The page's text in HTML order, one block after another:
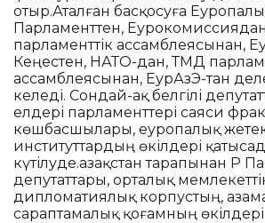
отыр.Аталған басқосуға
Парламенттен,
парламенттік ассамблеясынан,
Кеңестен, НАТО-дан, ТМД
ассамблеясынан, ЕурАзЭҚ-тан
келеді. Сондай-ақ белгілі
елдері парламенттері саяси
көшбасшылары, еуропалық
институттардың өкілдері
күтілуде.Қазақстан тарапынан ҚР
депутаттары, орталық
дипломатиялық корпустың,
сараптамалық қоғамның